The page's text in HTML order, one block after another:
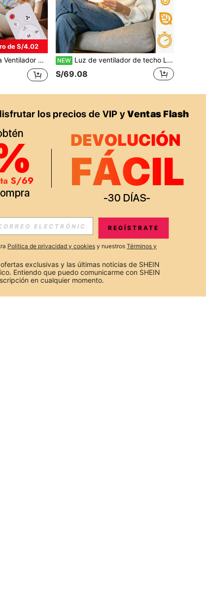
de S/4.02
control remoto, 3 velocidades de viento, regulable, adecuado para dormitorio, cocina, balcón, garaje, pantalla de lámpara redonda blanca NEW Luz de ventilador de techo LED E27 con control remoto - Ajustable 360° - Uso doméstico - 30W - Compatible 85-265V - Funcionamiento sin llave - Sin batería requerida
S/69.08
REGÍSTRATE
Política de privacidad y cookies y nuestros Términos y
exclusivas y las últimas noticias de SHEIN
Entiendo que puedo comunicarme con SHEIN
en cualquier momento.